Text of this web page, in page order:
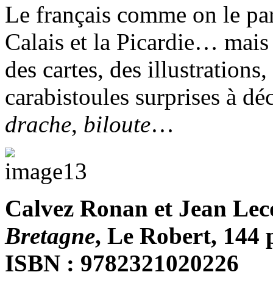
Le français comme on le
Calais et la Picardie… mais
des cartes, des
carabistoules surprises à
drache, biloute…
Calvez Ronan et Jean
Bretagne, Le Robert, 144
ISBN : 9782321020226